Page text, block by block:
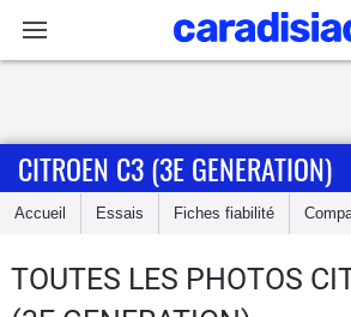
Accueil
Essais
CITROEN C3 (3E GENERATION)
Accueil Essais Fiches fiabilité
TOUTES LES PHOTOS